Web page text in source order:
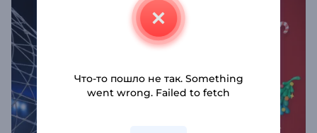
Что-то пошло не так. Something
went wrong. Failed to fetch